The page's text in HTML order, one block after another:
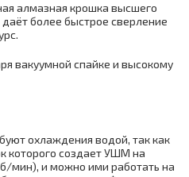
алмазная крошка высшего
более быстрое сверление
вакуумной спайке и высокому
охлаждения водой, так как
которого создает УШМ на
мин), и можно ими работать на